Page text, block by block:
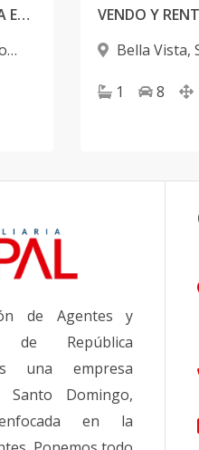
LOCAL EN ALQUILER O VENTA EN BELLA VISTA
Bella Vista,
1
8
de Agentes y
de República
una empresa
Domingo,
enfocada en la